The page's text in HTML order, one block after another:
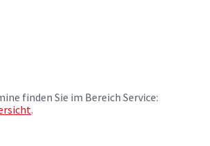
finden Sie im Bereich Service:
.